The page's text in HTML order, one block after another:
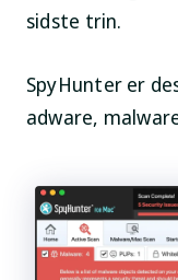
sidste trin.
SpyHunter er
adware,